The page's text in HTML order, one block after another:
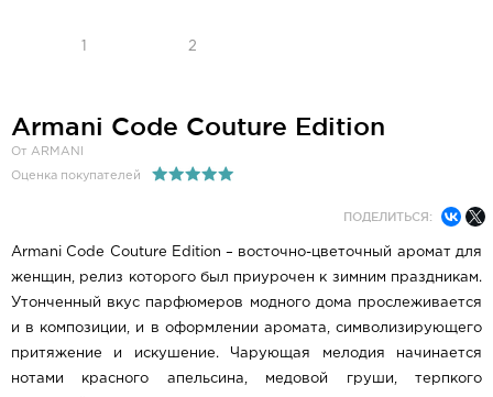
Armani Code Couture Edition
От ARMANI
Оценка покупателей
ПОДЕЛИТЬСЯ:
Armani Code Couture Edition – восточно-цветочный аромат для
женщин, релиз которого был приурочен к зимним праздникам.
Утонченный вкус парфюмеров модного дома прослеживается
и в композиции, и в оформлении аромата, символизирующего
притяжение и искушение. Чарующая мелодия начинается
нотами красного апельсина, медовой груши, терпкого